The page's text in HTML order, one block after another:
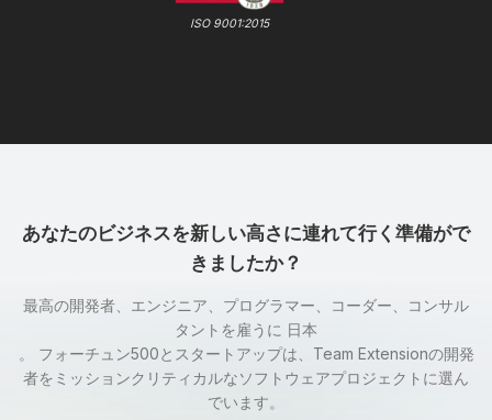
ISO 9001:2015
あなたのビジネスを新しい高さに連れて行く準備がで
きましたか？
最高の開発者、エンジニア、プログラマー、コーダー、コンサル
タントを雇うに 日本
。 フォーチュン500とスタートアップは、Team Extensionの開発
者をミッションクリティカルなソフトウェアプロジェクトに選ん
でいます。